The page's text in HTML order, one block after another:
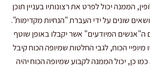
הממנה יכול לפרט את רצונותיו בעניין תוכן
שונים על ידי העברת "הנחיות מקדימות".
המיודעים" אשר יקבלו באופן שוטף
מיופיי הכוח, לגבי החלטות שמיופה הכוח קיבל
כן, יכול הממנה לקבוע שמיופה הכוח יהיה